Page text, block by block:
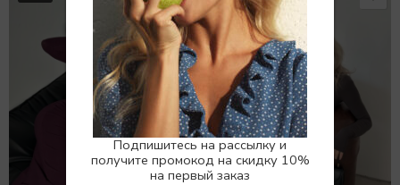
Подпишитесь на рассылку и
получите промокод на скидку 10%
на первый заказ